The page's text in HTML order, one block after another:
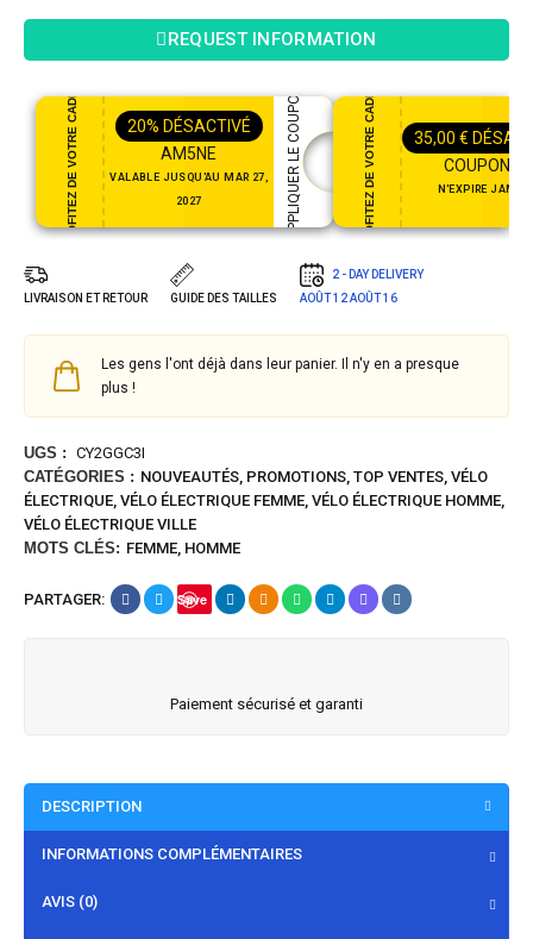
REQUEST INFORMATION
PROFITEZ DE VOTRE CADEAU 20% DÉSACTIVÉ
AM5NE
VALABLE JUSQU'AU MAR 27,
2027
APPLIQUER LE COUPON PROFITEZ DE VOTRE CADEAU 35,00 €
COUPON35
N'EXPIRE
LIVRAISON ET RETOUR GUIDE DES TAILLES
2 - DAY DELIVERY
AOÛT 12AOÛT 16
Les gens l'ont déjà dans leur panier. Il n'y en a presque
plus !
UGS : CY2GGC3I
CATÉGORIES : NOUVEAUTÉS, PROMOTIONS, TOP VENTES, VÉLO
ÉLECTRIQUE, VÉLO ÉLECTRIQUE FEMME, VÉLO ÉLECTRIQUE HOMME,
VÉLO ÉLECTRIQUE VILLE
MOTS CLÉS: FEMME, HOMME
PARTAGER: Save
Paiement sécurisé et garanti
DESCRIPTION
INFORMATIONS COMPLÉMENTAIRES
AVIS (0)